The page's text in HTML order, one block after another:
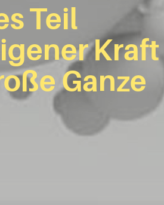
Teil
Kraft
Ganze